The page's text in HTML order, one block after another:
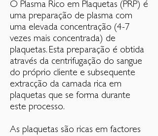
O Plasma Rico em Plaquetas (PRP) é
uma preparação de plasma com
uma elevada concentração (4-7
vezes mais concentrada) de
plaquetas. Esta preparação é obtida
através da centrifugação do sangue
do próprio cliente e subsequente
extracção da camada rica em
plaquetas que se forma durante
este processo.
As plaquetas são ricas em factores